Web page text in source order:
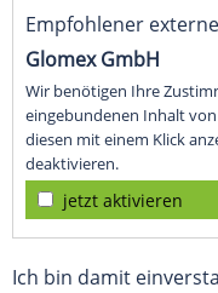
Empfohlener
Glomex GmbH
Wir benötigen Ihre
eingebundenen Inhalt
diesen mit einem Klick
deaktivieren.
jetzt aktivieren
Ich bin damit